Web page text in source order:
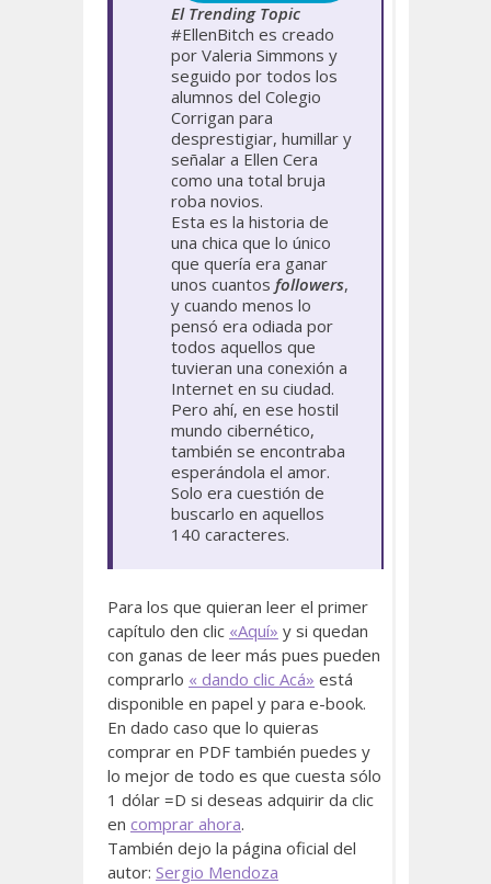
El Trending Topic
#EllenBitch es creado
por Valeria Simmons y
seguido por todos los
alumnos del Colegio
Corrigan para
desprestigiar, humillar y
señalar a Ellen Cera
como una total bruja
roba novios.
Esta es la historia de
una chica que lo único
que quería era ganar
unos cuantos followers,
y cuando menos lo
pensó era odiada por
todos aquellos que
tuvieran una conexión a
Internet en su ciudad.
Pero ahí, en ese hostil
mundo cibernético,
también se encontraba
esperándola el amor.
Solo era cuestión de
buscarlo en aquellos
140 caracteres.
Para los que quieran leer el primer
capítulo den clic «Aquí» y si quedan
con ganas de leer más pues pueden
comprarlo « dando clic Acá» está
disponible en papel y para e-book.
En dado caso que lo quieras
comprar en PDF también puedes y
lo mejor de todo es que cuesta sólo
1 dólar =D si deseas adquirir da clic
en comprar ahora.
También dejo la página oficial del
autor: Sergio Mendoza